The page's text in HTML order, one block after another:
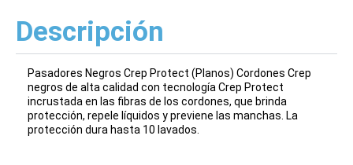
Descripción
Pasadores Negros Crep Protect (Planos) Cordones Crep
negros de alta calidad con tecnología Crep Protect
incrustada en las fibras de los cordones, que brinda
protección, repele líquidos y previene las manchas. La
protección dura hasta 10 lavados.